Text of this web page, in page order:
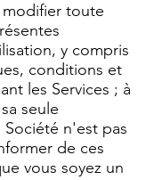
toute
y compris
conditions et
les Services ; à
seule
n'est pas
de ces
vous soyez un